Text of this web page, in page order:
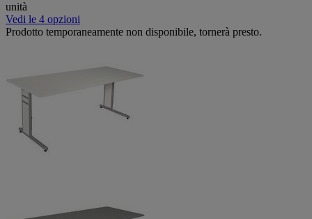
unità
Vedi le 4 opzioni
Prodotto temporaneamente non disponibile, tornerà presto.